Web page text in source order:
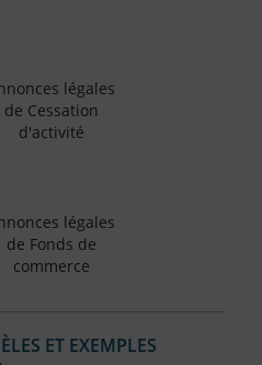
légales
de Cessation
d'activité
légales
de Fonds de
commerce
ET EXEMPLES